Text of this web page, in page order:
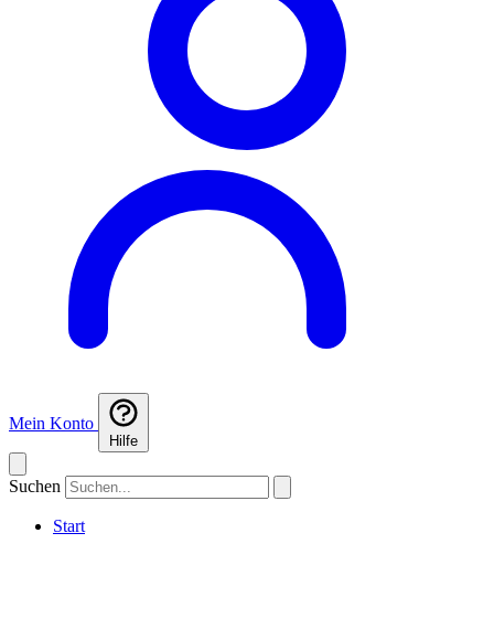
Mein Konto
Hilfe
Suchen
Start